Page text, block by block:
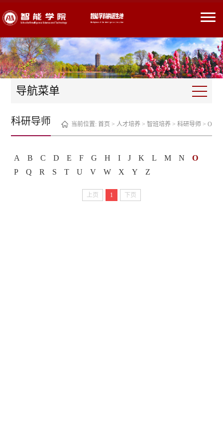
导航菜单
当前位置: 首页 > 人才培养 > 智班培养 > 科研导师> O
科研导师
A B C D E F G H I J K L M N
O
P
Q R S T U V W X Y Z
上页 1 下页